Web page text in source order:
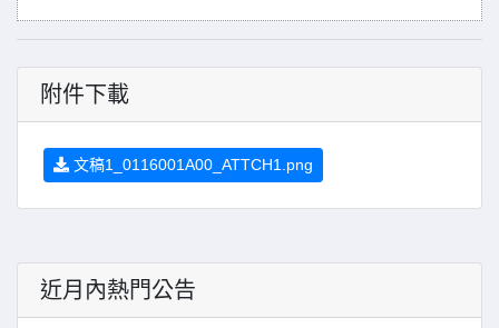
附件下載
文稿1_0116001A00_ATTCH1.png
近月內熱門公告